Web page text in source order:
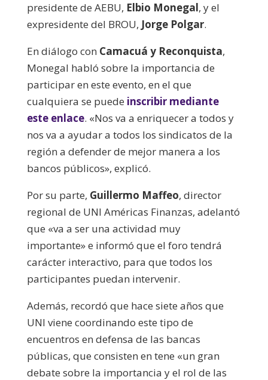
presidente de AEBU, Elbio Monegal, y el
expresidente del BROU, Jorge Polgar.
En diálogo con Camacuá y Reconquista,
Monegal habló sobre la importancia de
participar en este evento, en el que
cualquiera se puede inscribir mediante
este enlace. «Nos va a enriquecer a todos y
nos va a ayudar a todos los sindicatos de la
región a defender de mejor manera a los
bancos públicos», explicó.
Por su parte, Guillermo Maffeo, director
regional de UNI Américas Finanzas, adelantó
que «va a ser una actividad muy
importante» e informó que el foro tendrá
carácter interactivo, para que todos los
participantes puedan intervenir.
Además, recordó que hace siete años que
UNI viene coordinando este tipo de
encuentros en defensa de las bancas
públicas, que consisten en tene «un gran
debate sobre la importancia y el rol de las